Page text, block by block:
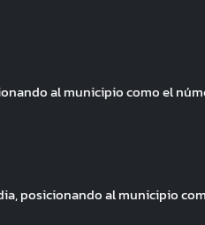
al municipio como el
posicionando al municipio